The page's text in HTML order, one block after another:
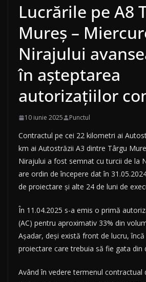
Lucrările pe A8
Mureș –
Nirajului
în așteptarea
autorizațiilor
10 iunie 2025 Punctul
Contractul pe cei 22 kilometri ai
km ai Autostrăzii A3 dintre Târgu
Nirajului a fost semnat cu turcii de la
are ordin de începere dat în
de proiectare și alte 24 de luni de
În 11.04.2025 s-a emis o primă
(AC) pentru aproximativ 33% din
Așadar, deși există front de lucru,
proiectare care trebuia să fie gata din
Având în vedere termenul contractual